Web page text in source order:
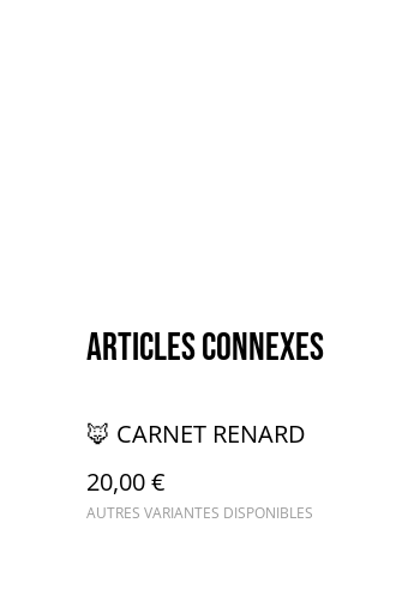
Articles connexes
🦊 CARNET RENARD
20,00 €
AUTRES VARIANTES DISPONIBLES